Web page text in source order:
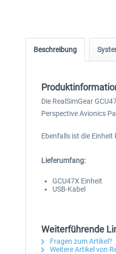
Beschreibung
Die RealSimGear
Perspective Avionics
Ebenfalls ist die
Lieferumfang:
GCU47X Einheit
USB-Kabel
Weiterführende
Fragen zum Artikel?
Weitere Artikel von